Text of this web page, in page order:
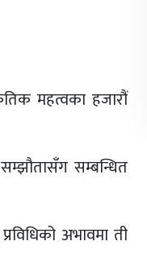
महत्वका हजारौं
सम्बन्धित
अभावमा ती